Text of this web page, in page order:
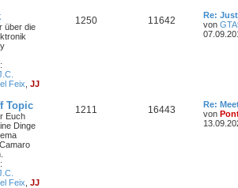
über die
Feix JJ
1250 11642
Re:
von
Topic
Euch
Dinge
Feix JJ
1211 16443
Re:
von